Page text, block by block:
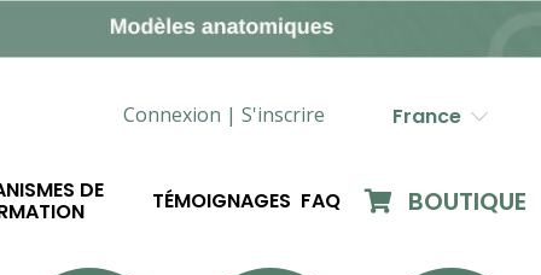
Connexion | S'inscrire France
DE TÉMOIGNAGES FAQ BOUTIQUE